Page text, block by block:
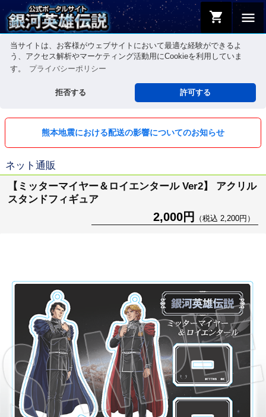
当サイトは、お客様がウェブサイトにおいて最適な経験ができるよ
う、アクセス解析やマーケティング活動用にCookieを利用していま
す。
プライバシーポリシー
拒否する 許可する
menu
shopping_cart
熊本地震における配送の影響についてのお知らせ
ネット通販
【ミッターマイヤー＆ロイエンタール Ver2】 アクリル
スタンドフィギュア
2,000円 （税込 2,200円）